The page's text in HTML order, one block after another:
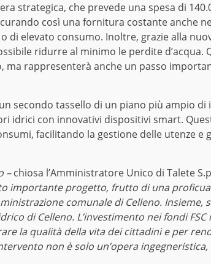
strategica, che prevede una spesa di
così una fornitura costante anche
di elevato consumo. Inoltre, grazie alla
ridurre al minimo le perdite
ma rappresenterà anche un passo
secondo tassello di un piano più ampio di
idrici con innovativi dispositivi smart.
facilitando la gestione delle utenze e
–chiosa l’Amministratore Unico di Talete
importante progetto, frutto di una
comunale di Celleno.
di Celleno. L’investimento nei fondi
la qualità della vita dei cittadini e per
non è solo un’opera